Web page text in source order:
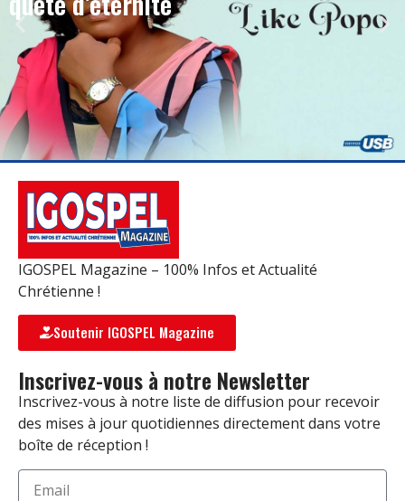
IGOSPEL Magazine – 100% Infos et Actualité
Chrétienne !
Soutenir IGOSPEL Magazine
Inscrivez-vous à notre Newsletter
Inscrivez-vous à notre liste de diffusion pour recevoir
des mises à jour quotidiennes directement dans votre
boîte de réception !